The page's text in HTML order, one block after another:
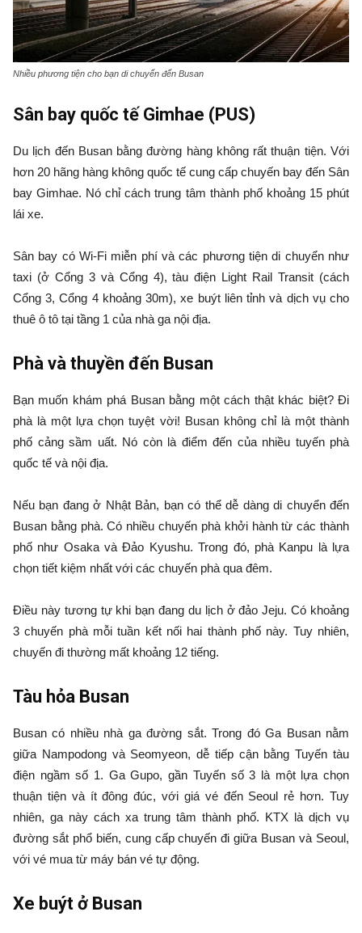
Nhiều phương tiện cho bạn di chuyển đến Busan
Sân bay quốc tế Gimhae (PUS)
Du lịch đến Busan bằng đường hàng không rất thuận tiện. Với
hơn 20 hãng hàng không quốc tế cung cấp chuyến bay đến Sân
bay Gimhae. Nó chỉ cách trung tâm thành phố khoảng 15 phút
lái xe.
Sân bay có Wi-Fi miễn phí và các phương tiện di chuyển như
taxi (ở Cổng 3 và Cổng 4), tàu điện Light Rail Transit (cách
Cổng 3, Cổng 4 khoảng 30m), xe buýt liên tỉnh và dịch vụ cho
thuê ô tô tại tầng 1 của nhà ga nội địa.
Phà và thuyền đến Busan
Bạn muốn khám phá Busan bằng một cách thật khác biệt? Đi
phà là một lựa chọn tuyệt vời! Busan không chỉ là một thành
phố cảng sầm uất. Nó còn là điểm đến của nhiều tuyến phà
quốc tế và nội địa.
Nếu bạn đang ở Nhật Bản, bạn có thể dễ dàng di chuyển đến
Busan bằng phà. Có nhiều chuyến phà khởi hành từ các thành
phố như Osaka và Đảo Kyushu. Trong đó, phà Kanpu là lựa
chọn tiết kiệm nhất với các chuyến phà qua đêm.
Điều này tương tự khi bạn đang du lịch ở đảo Jeju. Có khoảng
3 chuyến phà mỗi tuần kết nối hai thành phố này. Tuy nhiên,
chuyến đi thường mất khoảng 12 tiếng.
Tàu hỏa Busan
Busan có nhiều nhà ga đường sắt. Trong đó Ga Busan nằm
giữa Nampodong và Seomyeon, dễ tiếp cận bằng Tuyến tàu
điện ngầm số 1. Ga Gupo, gần Tuyến số 3 là một lựa chọn
thuận tiện và ít đông đúc, với giá vé đến Seoul rẻ hơn. Tuy
nhiên, ga này cách xa trung tâm thành phố. KTX là dịch vụ
đường sắt phổ biến, cung cấp chuyến đi giữa Busan và Seoul,
với vé mua từ máy bán vé tự động.
Xe buýt ở Busan